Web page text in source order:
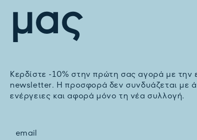
μας
Kερδίστε -10% στην πρώτη σας αγορά με την
newsletter. H προσφορά δεν συνδυάζεται με
ενέργειες και αφορά μόνο τη νέα συλλογή.